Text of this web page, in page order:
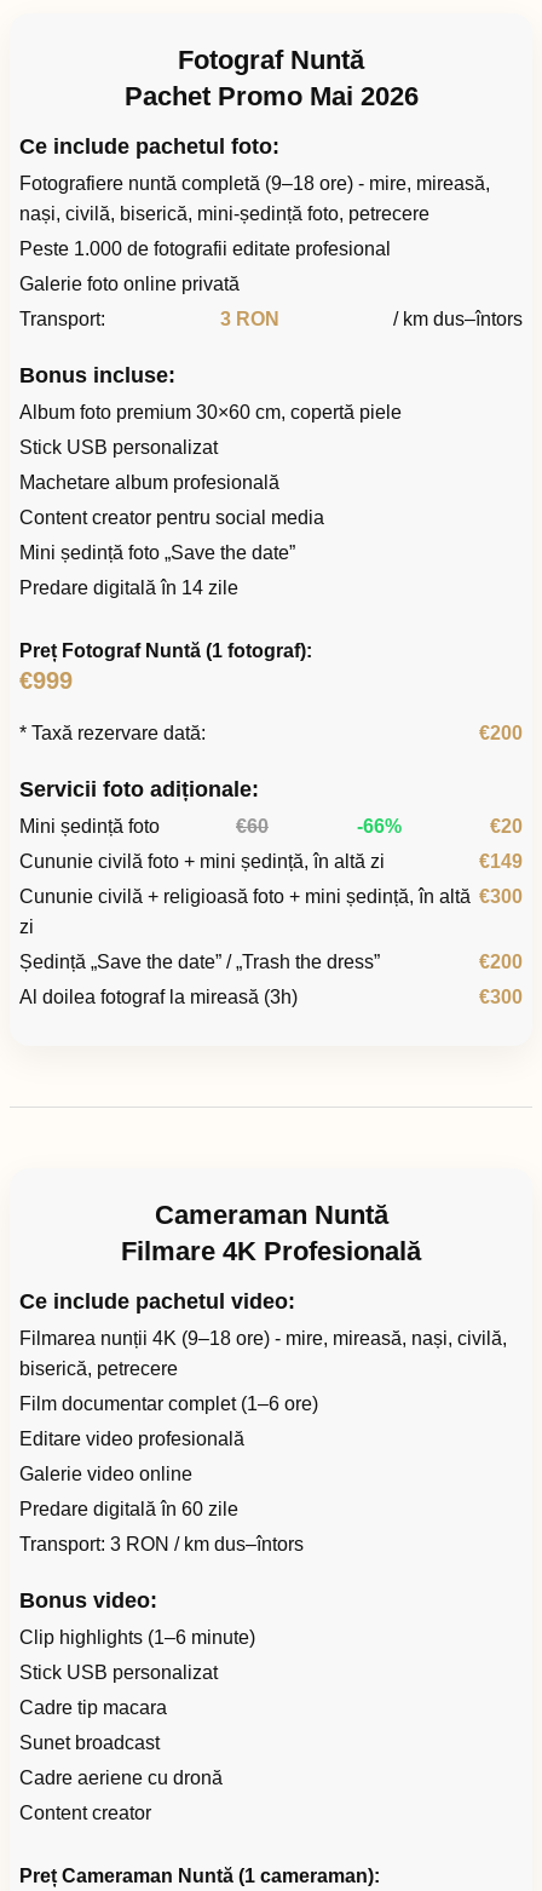
Fotograf Nuntă
Pachet Promo Mai 2026
Ce include pachetul foto:
Fotografiere nuntă completă (9–18 ore) - mire, mireasă,
nași, civilă, biserică, mini-ședință foto, petrecere
Peste 1.000 de fotografii editate profesional
Galerie foto online privată
Transport:
3 RON / km dus–întors
Bonus incluse:
Album foto premium 30×60 cm, copertă piele
Stick USB personalizat
Machetare album profesională
Content creator pentru social media
Mini ședință foto „Save the date”
Predare digitală în 14 zile
Preț Fotograf Nuntă (1 fotograf):
€999
* Taxă rezervare dată: €200
Servicii foto adiționale:
Mini ședință foto €60 -66%
€20
Cununie civilă foto + mini ședință, în altă zi
€149
Cununie civilă + religioasă foto + mini ședință, în altă
zi
€300
Ședință „Save the date” / „Trash the dress”
€200
Al doilea fotograf la mireasă (3h)
€300
Cameraman Nuntă
Filmare 4K Profesională
Ce include pachetul video:
Filmarea nunții 4K (9–18 ore) - mire, mireasă, nași, civilă,
biserică, petrecere
Film documentar complet (1–6 ore)
Editare video profesională
Galerie video online
Predare digitală în 60 zile
Transport: 3 RON / km dus–întors
Bonus video:
Clip highlights (1–6 minute)
Stick USB personalizat
Cadre tip macara
Sunet broadcast
Cadre aeriene cu dronă
Content creator
Preț Cameraman Nuntă (1 cameraman):